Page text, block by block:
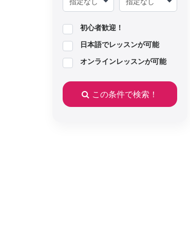
初心者歓迎！
日本語でレッスンが可能
オンラインレッスンが可能
この条件で検索！